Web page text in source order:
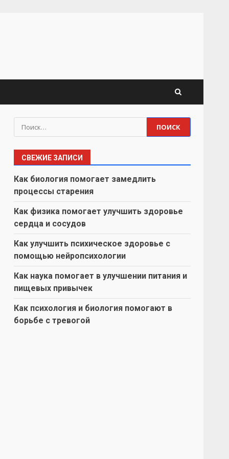
Найти:
СВЕЖИЕ ЗАПИСИ
Как биология помогает замедлить
процессы старения
Как физика помогает улучшить здоровье
сердца и сосудов
Как улучшить психическое здоровье с
помощью нейропсихологии
Как наука помогает в улучшении питания и
пищевых привычек
Как психология и биология помогают в
борьбе с тревогой